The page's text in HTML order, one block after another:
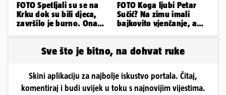
FOTO Spetljali su se na
Krku dok su bili djeca,
završilo je burno. Ona
FOTO Koga ljubi Petar
Sučić? Na zimu imali
bajkovito vjenčanje, a
Sve što je bitno, na dohvat ruke
Skini aplikaciju za najbolje iskustvo portala. Čitaj,
komentiraj i budi uvijek u toku s najnovijim vijestima.